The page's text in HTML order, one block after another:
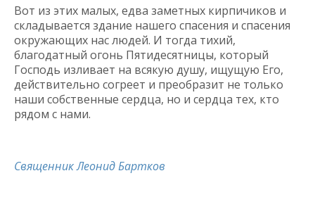
Вот из этих малых, едва заметных кирпичиков и
складывается здание нашего спасения и спасения
окружающих нас людей. И тогда тихий,
благодатный огонь Пятидесятницы, который
Господь изливает на всякую душу, ищущую Его,
действительно согреет и преобразит не только
наши собственные сердца, но и сердца тех, кто
рядом с нами.
Священник Леонид Бартков